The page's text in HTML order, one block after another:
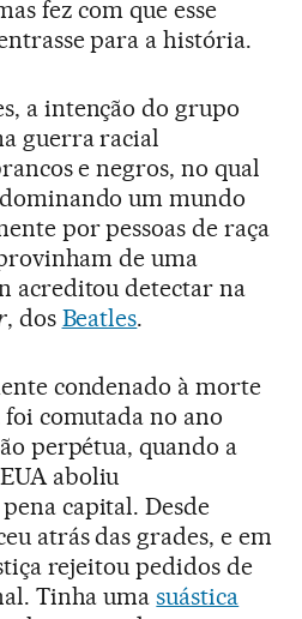
fez com que esse
para a história.
a intenção do grupo
guerra racial
e negros, no qual
um mundo
por pessoas de raça
de uma
acreditou detectar na
, dos Beatles.
condenado à morte
foi comutada no ano
perpétua, quando a
aboliu
capital. Desde
atrás das grades, e em
rejeitou pedidos de
Tinha umasuástica